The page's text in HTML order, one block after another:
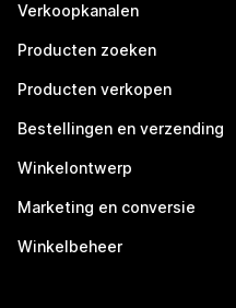
Verkoopkanalen
Producten zoeken
Producten verkopen
Bestellingen en verzending
Winkelontwerp
Marketing en conversie
Winkelbeheer